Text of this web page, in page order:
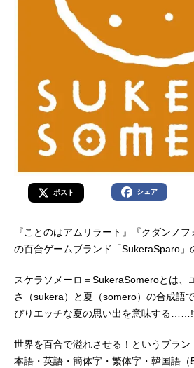
ポスト シェア
『ことのはアムリラート』『クダンノ
の百合ゲームブランド「SukeraSparo」
スケラソメーロ＝SukeraSomeroとは、
さ（sukera）と夏（somero）の合成語
ぴりエッチな夏の思い出を意味する
世界を百合で溢れさせる！というブラン
本語・英語・簡体字・繁体字・韓国語